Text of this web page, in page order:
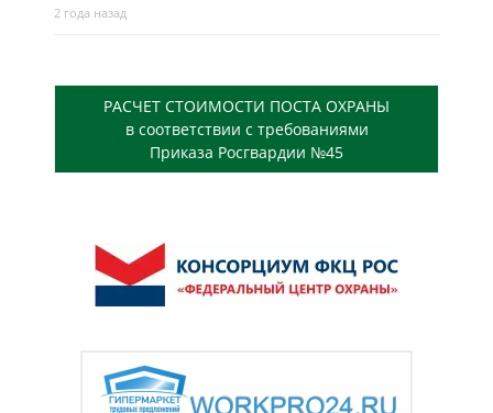
2 года назад
РАСЧЕТ СТОИМОСТИ ПОСТА ОХРАНЫ
в соответствии с требованиями
Приказа Росгвардии №45